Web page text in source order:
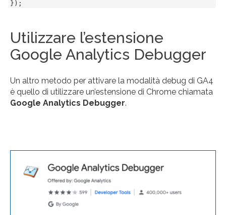
});
Utilizzare l’estensione
Google Analytics Debugger
Un altro metodo per attivare la modalità debug di GA4
è quello di utilizzare un’estensione di Chrome chiamata
Google Analytics Debugger.